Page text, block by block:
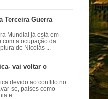
Terceira Guerra
Mundial já está em
com a ocupação da
de Nicolás ...
vai voltar o
devido ao conflito no
se, países como
e ...